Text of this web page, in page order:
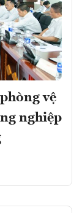
vệ
nghiệp